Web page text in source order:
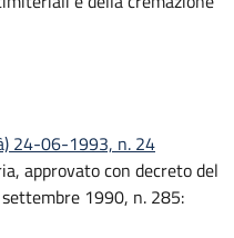
24-06-1993, n. 24
approvato con decreto del
1990, n. 285: